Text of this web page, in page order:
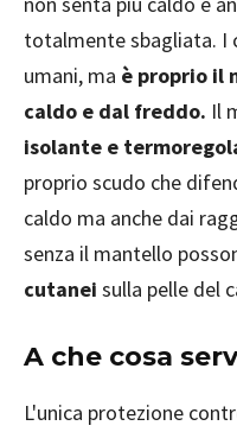
totalmente sbagliata. I
umani, ma è proprio il
caldo e dal freddo. Il
isolante e
proprio scudo che
caldo ma anche dai
senza il mantello
cutanei sulla pelle del
A che cosa
L'unica protezione